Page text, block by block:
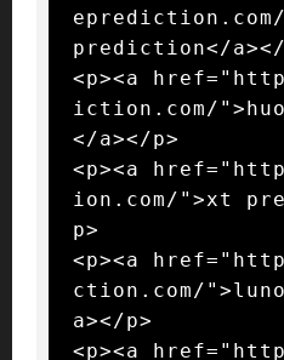
prediction</a></
<p><a
iction.com/
</a></p>
<p><a
ion.com/">xt
p>
<p><a
ction.com/
a></p>
<p><a